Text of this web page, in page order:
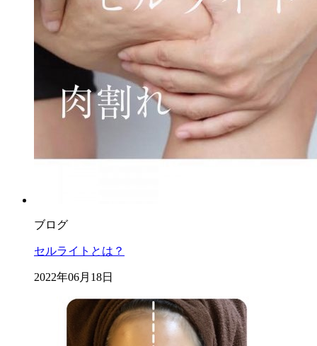
ブログ
セルライトとは？
2022年06月18日